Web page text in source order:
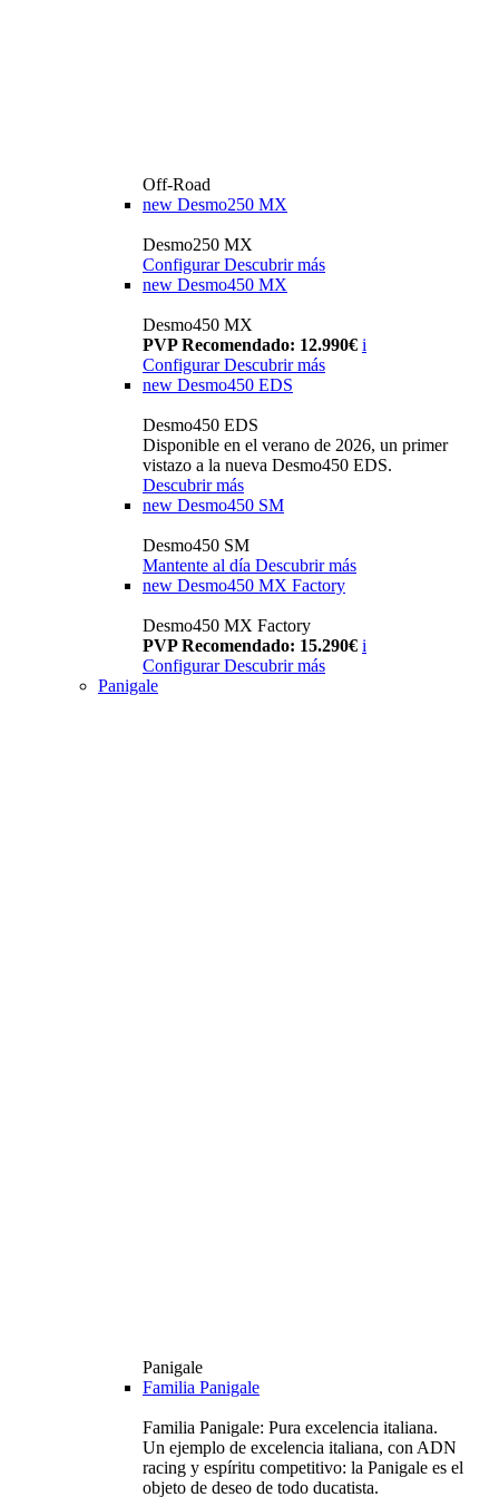
Off-Road
new Desmo250 MX
Desmo250 MX
Configurar Descubrir más
new Desmo450 MX
Desmo450 MX
PVP Recomendado: 12.990€ i
Configurar Descubrir más
new Desmo450 EDS
Desmo450 EDS
Disponible en el verano de 2026, un primer
vistazo a la nueva Desmo450 EDS.
Descubrir más
new Desmo450 SM
Desmo450 SM
Mantente al día Descubrir más
new Desmo450 MX Factory
Desmo450 MX Factory
PVP Recomendado: 15.290€ i
Configurar Descubrir más
Panigale
Panigale
Familia Panigale
Familia Panigale: Pura excelencia italiana.
Un ejemplo de excelencia italiana, con ADN
racing y espíritu competitivo: la Panigale es el
objeto de deseo de todo ducatista.